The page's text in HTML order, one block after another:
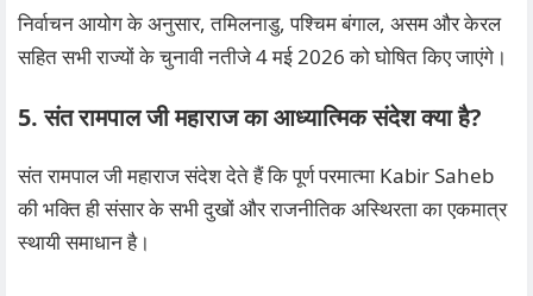
निर्वाचन आयोग के अनुसार, तमिलनाडु, पश्चिम बंगाल, असम और केरल
सहित सभी राज्यों के चुनावी नतीजे 4 मई 2026 को घोषित किए जाएंगे।
5. संत रामपाल जी महाराज का आध्यात्मिक संदेश क्या है?
संत रामपाल जी महाराज संदेश देते हैं कि पूर्ण परमात्मा Kabir Saheb
की भक्ति ही संसार के सभी दुखों और राजनीतिक अस्थिरता का एकमात्र
स्थायी समाधान है।